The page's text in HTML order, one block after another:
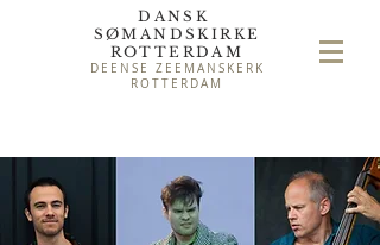
DANSK
SØMAND SKIRKE
ROTTERDAM
DEENSE ZEEMANSKERK
ROTTERDAM